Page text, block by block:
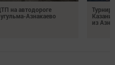
на автодороге
Азнакаево
Турнир
из